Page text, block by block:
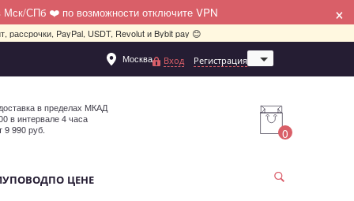
Мск/СПб ❤️ по возможности отключите VPN ×
PayPal, USDT, Revolut и Bybit pay 😊
Москва
Санкт-Петербург
Вход Регистрация
в пределах МКАД
в интервале 4 часа
9 990 руб.
0
ПОВОДПО ЦЕНЕ